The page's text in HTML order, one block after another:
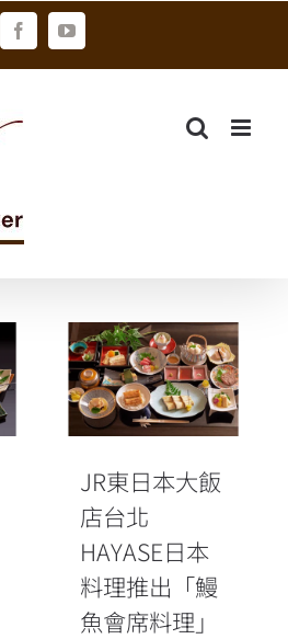
FacebookYouTube
JR東日本大飯
店台北
HAYASE日本料
理推出「鰻魚
會席料理」
JR東日本大飯
店台北
HAYASE日本
料理推出「鰻
魚會席料理」